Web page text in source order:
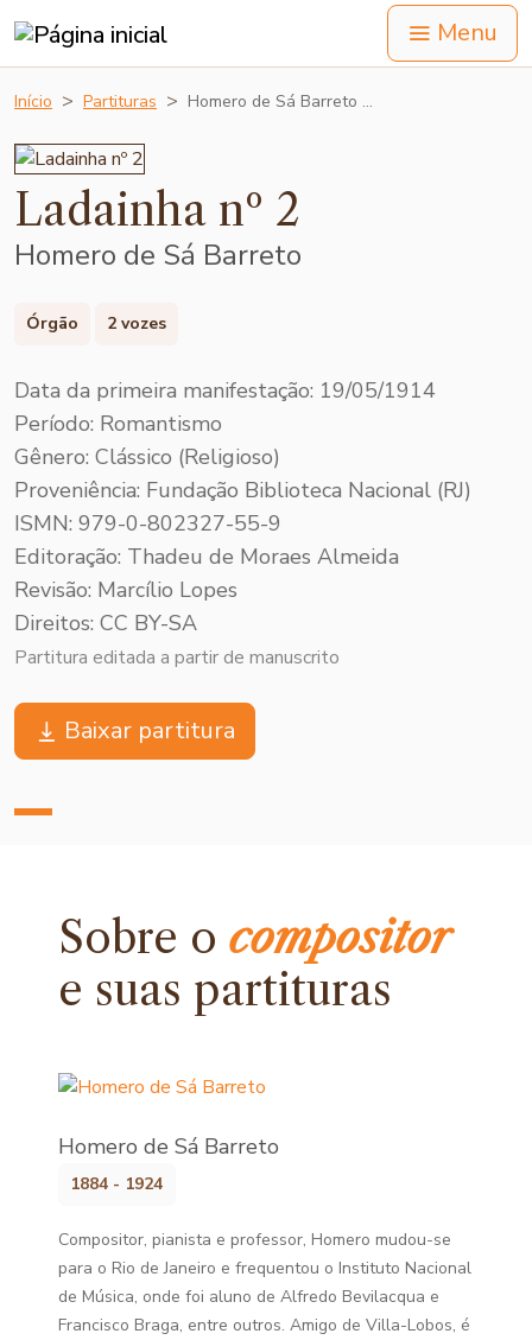
Menu
Início Partituras Homero de Sá Barreto …
Ladainha nº 2
Homero de Sá Barreto
Órgão 2 vozes
Data da primeira manifestação: 19/05/1914
Período: Romantismo
Gênero: Clássico (Religioso)
Proveniência: Fundação Biblioteca Nacional (RJ)
ISMN: 979-0-802327-55-9
Editoração: Thadeu de Moraes Almeida
Revisão: Marcílio Lopes
Direitos: CC BY-SA
Partitura editada a partir de manuscrito
Baixar partitura
Sobre ocompositor
e suas partituras
Homero de Sá Barreto
1884 - 1924
Compositor, pianista e professor, Homero mudou-se
para o Rio de Janeiro e frequentou o Instituto Nacional
de Música, onde foi aluno de Alfredo Bevilacqua e
Francisco Braga, entre outros. Amigo de Villa-Lobos, é